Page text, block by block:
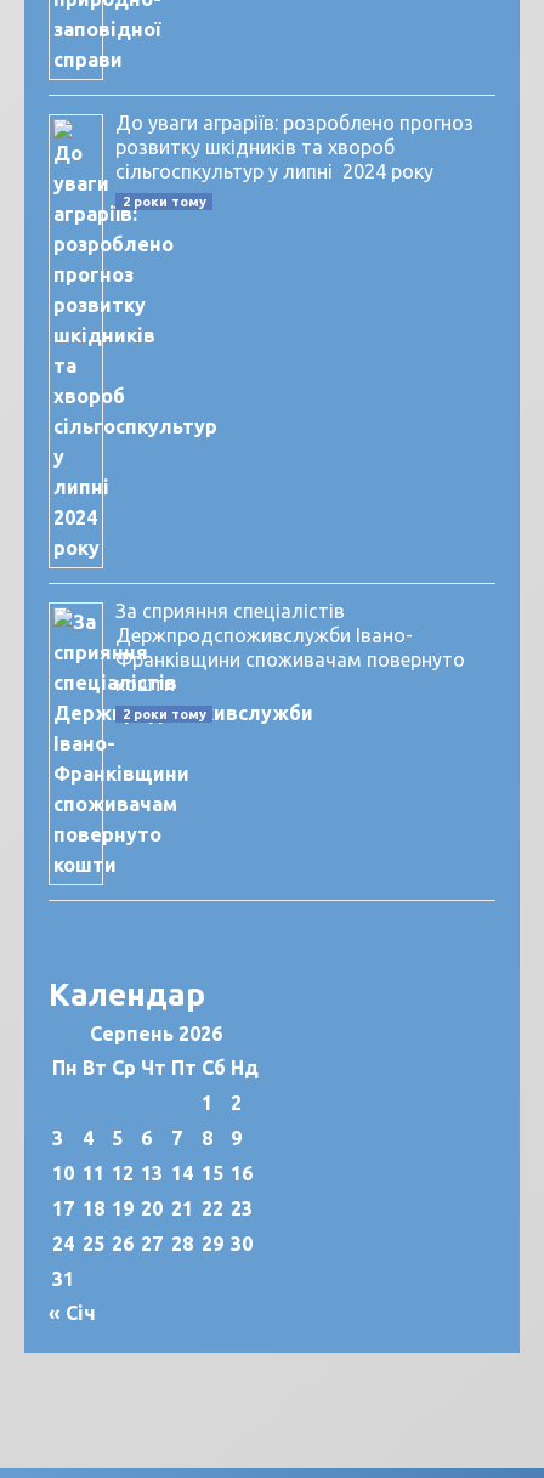
До уваги аграріїв: розроблено прогноз
розвитку шкідників та хвороб
сільгоспкультур у липні 2024 року
2 роки тому
За сприяння спеціалістів
Держпродспоживслужби Івано-
Франківщини споживачам повернуто
кошти
2 роки тому
Календар
Серпень 2026
Пн Вт Ср Чт Пт Сб Нд
1
2
3
4 5 6 7 8
9
10 11 12 13 14 15 16
17 18 19 20 21 22 23
24 25 26 27 28 29 30
31
« Січ